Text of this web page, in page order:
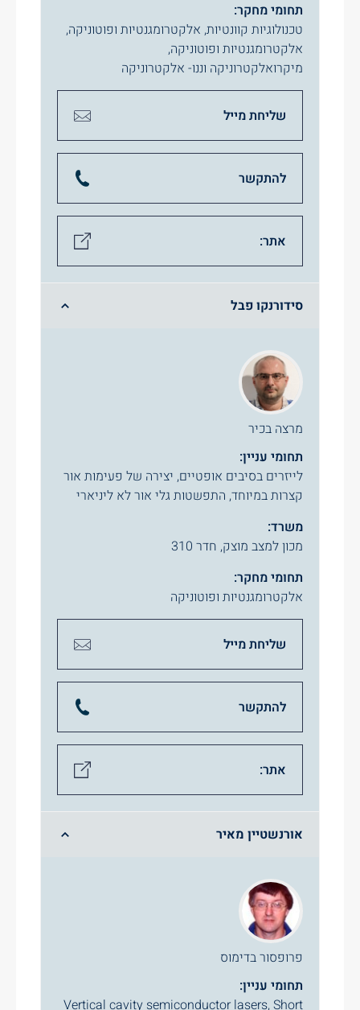
תחומי מחקר:
טכנולוגיות קוונטיות, אלקטרומגנטיות ופוטוניקה,
אלקטרומגנטיות ופוטוניקה,
מיקרואלקטרוניקה וננו- אלקטרוניקה
שליחת מייל
להתקשר
אתר:
סידורנקו פבל
מרצה בכיר
תחומי עניין:
לייזרים בסיבים אופטיים, יצירה של פעימות אור
קצרות במיוחד, התפשטות גלי אור לא ליניארי
משרד:
מכון למצב מוצק, חדר 310
תחומי מחקר:
אלקטרומגנטיות ופוטוניקה
שליחת מייל
להתקשר
אתר:
אורנשטיין מאיר
פרופסור בדימוס
תחומי עניין:
Vertical cavity semiconductor lasers, Short